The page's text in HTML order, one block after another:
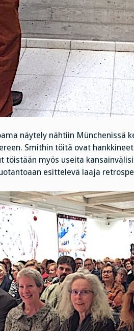
näytely nähtiin Münchenissä
Smithin töitä ovat
töistään myös useita
esittelevä laaja